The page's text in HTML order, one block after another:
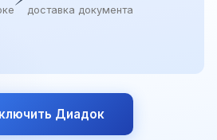
доставка документа
Диадок